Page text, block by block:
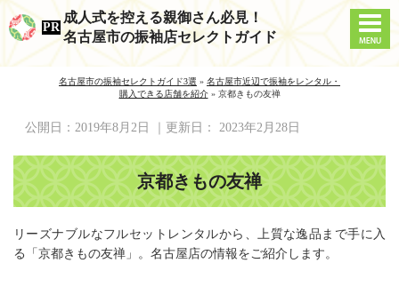
成人式を控える親御さん必見！
名古屋市の振袖店セレクトガイド
名古屋市の振袖セレクトガイド3選 » 名古屋市近辺で振袖をレンタル・
購入できる店舗を紹介» 京都きもの友禅
公開日： 2019年8月2日 ｜更新日： 2023年2月28日
京都きもの友禅
リーズナブルなフルセットレンタルから、上質な逸品まで手に入
る「京都きもの友禅」。名古屋店の情報をご紹介します。